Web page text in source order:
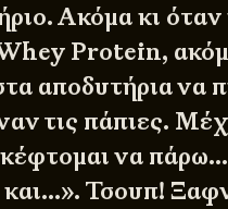
Ακόμα κι όταν
Protein,
αποδυτήρια να
τις πάπιες.
να
Τσουπ!